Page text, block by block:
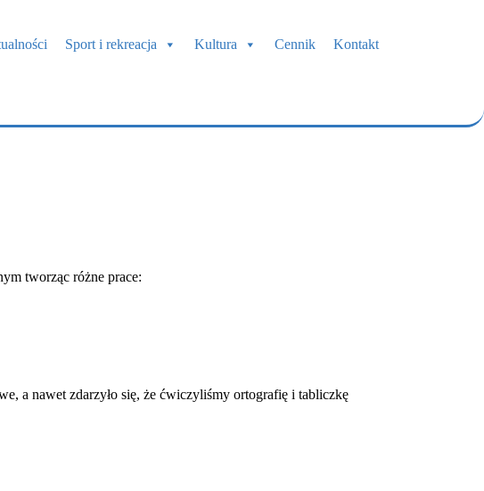
Sport i rekreacja Kultura Cennik Kontakt
tworząc różne prace:
a nawet zdarzyło się, że ćwiczyliśmy ortografię i tabliczkę